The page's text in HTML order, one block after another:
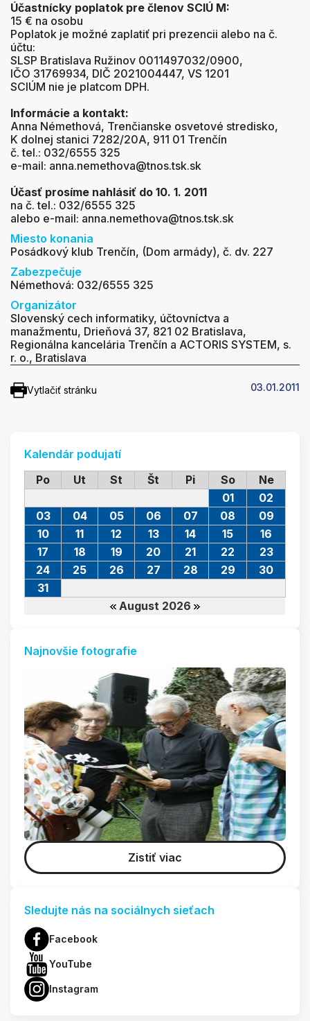
Účastnícky poplatok pre členov SCIÚ M:
15 € na osobu
Poplatok je možné zaplatiť pri prezencii alebo na č.
účtu:
SLSP Bratislava Ružinov 0011497032/0900,
IČO 31769934, DIČ 2021004447, VS 1201
SCIÚM nie je platcom DPH.
Informácie a kontakt:
Anna Némethová, Trenčianske osvetové stredisko,
K dolnej stanici 7282/20A, 911 01 Trenčín
č. tel.: 032/6555 325
e-mail: anna.nemethova@tnos.tsk.sk
Účasť prosíme nahlásiť do 10. 1. 2011
na č. tel.: 032/6555 325
alebo e-mail: anna.nemethova@tnos.tsk.sk
Miesto konania
Posádkový klub Trenčín, (Dom armády), č. dv. 227
Zabezpečuje
Némethová: 032/6555 325
Organizátor
Slovenský cech informatiky, účtovníctva a
manažmentu, Drieňová 37, 821 02 Bratislava,
Regionálna kancelária Trenčín a ACTORIS SYSTEM, s.
r. o., Bratislava
Vytlačiť stránku 03.01.2011
Kalendár podujatí
Po
Ut St Št Pi So Ne
August 2026
01
02
03
04 05 06 07 08
09
10
11 12 13 14 15
16
17
18 19 20 21 22
23
24
25 26 27 28 29
30
31
Najnovšie fotografie
Zistiť viac
Sledujte nás na sociálnych sieťach
Facebook
YouTube
Instagram